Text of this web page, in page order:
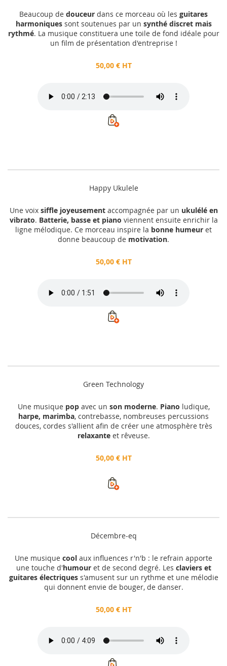
Beaucoup de douceur dans ce morceau où les guitares
harmoniquessont soutenues par un synthé discret mais
rythmé. La musique constituera une toile de fond idéale pour
un film de présentation d'entreprise !
50,00 € HT
Happy Ukulele
Une voix siffle joyeusementaccompagnée par un ukulélé en
vibrato. Batterie, basse et piano viennent ensuite enrichir la
ligne mélodique. Ce morceau inspire la bonne humeur et
donne beaucoup de motivation.
50,00 € HT
Green Technology
Une musiquepopavec un son moderne. Piano ludique,
harpe, marimba, contrebasse, nombreuses percussions
douces, cordes s'allient afin de créer une atmosphère très
relaxanteet rêveuse.
50,00 € HT
Décembre-eq
Une musique cool aux influences r'n'b : le refrain apporte
une touche d'humouret de second degré. Les claviers et
guitares électriquess'amusent sur un rythme et une mélodie
qui donnent envie de bouger, de danser.
50,00 € HT